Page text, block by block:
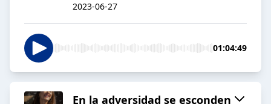
2023-06-27
01:04:49
En la adversidad se esconden